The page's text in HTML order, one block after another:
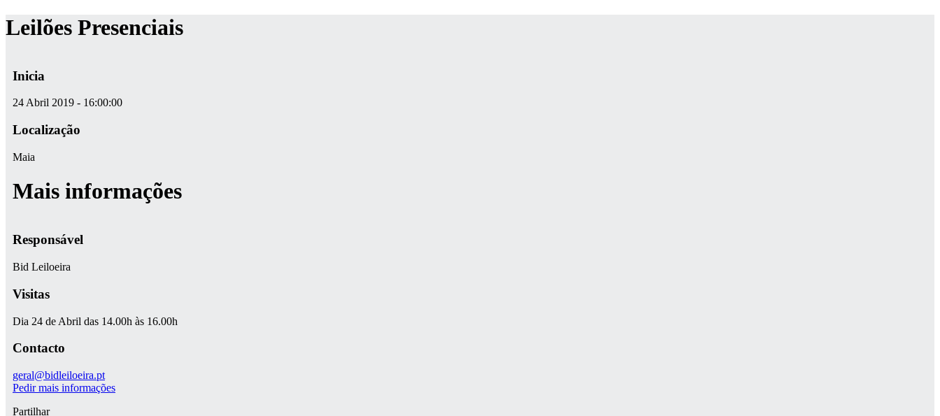
Leilões Presenciais
Inicia
24 Abril 2019 - 16:00:00
Localização
Maia
Mais informações
Responsável
Bid Leiloeira
Visitas
Dia 24 de Abril das 14.00h às 16.00h
Contacto
geral@bidleiloeira.pt
Pedir mais informações
Partilhar